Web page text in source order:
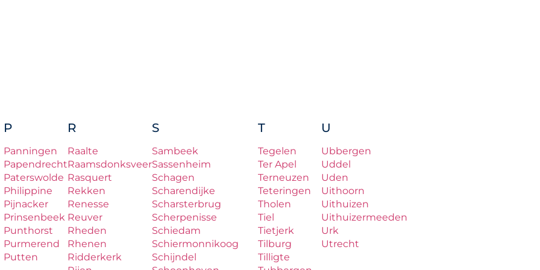
P
Panningen
Papendrecht
Paterswolde
Philippine
Pijnacker
Prinsenbeek
Punthorst
Purmerend
Putten
R
Raalte
Raamsdonksveer
Rasquert
Rekken
Renesse
Reuver
Rheden
Rhenen
Ridderkerk
S
Sambeek
Sassenheim
Schagen
Scharendijke
Scharsterbrug
Scherpenisse
Schiedam
Schiermonnikoog
Schijndel
T
Tegelen
Ter Apel
Terneuzen
Teteringen
Tholen
Tiel
Tietjerk
Tilburg
Tilligte
U
Ubbergen
Uddel
Uden
Uithoorn
Uithuizen
Uithuizermeeden
Urk
Utrecht